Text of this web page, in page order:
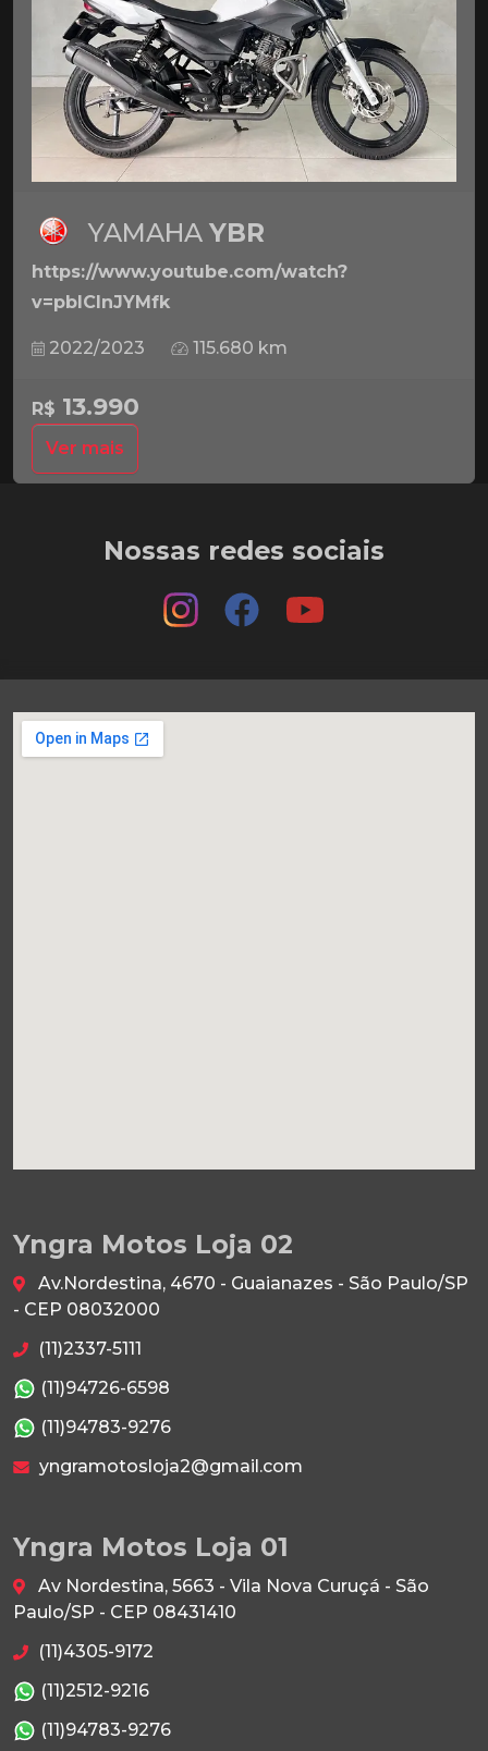
YAMAHA YBR
https://www.youtube.com/watch?
v=pbICInJYMfk
2022/2023 115.680 km
R$ 13.990
Ver mais
Nossas redes sociais
Yngra Motos Loja 02
Av.Nordestina, 4670 - Guaianazes - São Paulo/SP
- CEP 08032000
(11)2337-5111
(11)94726-6598
(11)94783-9276
yngramotosloja2@gmail.com
Yngra Motos Loja 01
Av Nordestina, 5663 - Vila Nova Curuçá - São
Paulo/SP - CEP 08431410
(11)4305-9172
(11)2512-9216
(11)94783-9276